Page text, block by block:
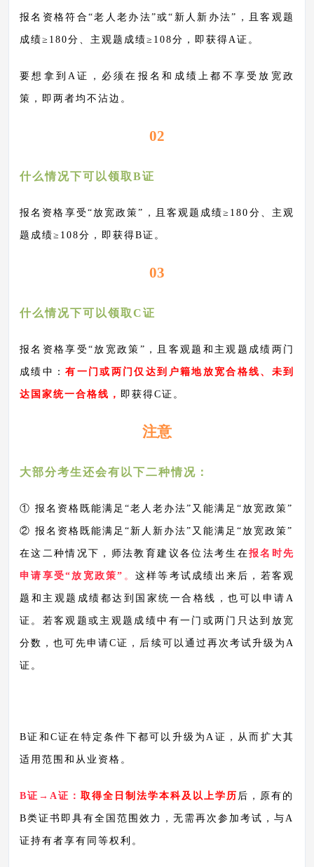
报名资格符合 “老人老办法”或“新人新办法”，且客观题
成绩≥180分、主观题成绩≥108分，即获得A证。
要想拿到 A证，必须在报名和成绩上都不享受放宽政
策，即两者均不沾边。
02
什么情况下可以领取B证
报名资格享受 “放宽政策”，且客观题成绩≥180分、主观
题成绩≥108分，即获得B证。
03
什么情况下可以领取C证
报名资格享受 “放宽政策”，且客观题和主观题成绩两门
成绩中：有一门或两门仅达到户籍地放宽合格线、未到
达国家统一合格线， 即获得C证。
注意
大部分考生还会有以下二种情况：
① 报名资格既能满足“老人老办法”又能满足“放宽政策”
② 报名资格既能满足“新人新办法”又能满足“放宽政策”
在这二种情况下，师法教育建议各位法考生在报名时先
申请享受“放宽政策” 。 这样等考试成绩出来后，若客观
题和主观题成绩都达到国家统一合格线，也可以申请A
证。若客观题或主观题成绩中有一门或两门只达到放宽
分数，也可先申请C证，后续可以通过再次考试升级为A
证。
B证和C证在特定条件下都可以升级为A证，从而扩大其
适用范围和从业资格。
B证→A证： 取得全日制法学本科及以上学历 后，原有的
B类证书即具有全国范围效力，无需再次参加考试，与A
证持有者享有同等权利。